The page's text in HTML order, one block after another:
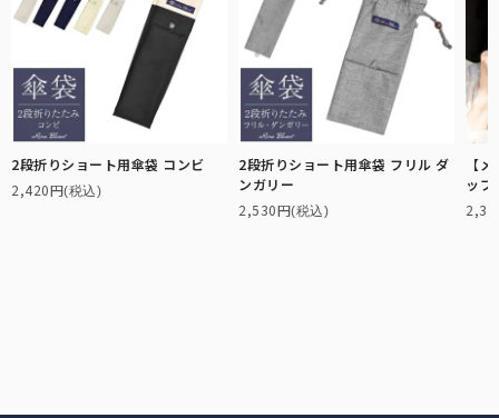
2段折りショート用傘袋 コンビ
2,420円(税込)
2段折りショート用傘袋 フリル ダ
ンガリー
2,530円(税込)
【
ップ